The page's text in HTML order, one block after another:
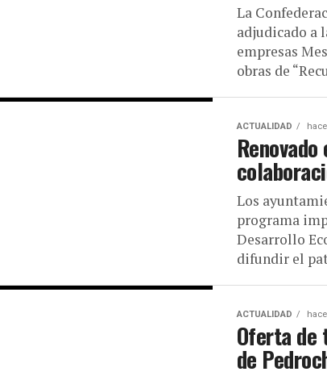
La
adjudicado a
empresas
obras de
ACTUALIDAD
Los
programa
Desarrollo
difundir el
ACTUALIDAD
Oferta de
de